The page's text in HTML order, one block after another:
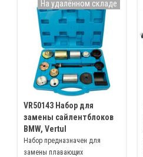
F01 F02 F04 F06 F07 F10 F11
F12 F13 F18
VR50143 Набор для
замены сайлентблоков
BMW, Vertul
Набор предназначен для
замены плавающих
На удалённом складе